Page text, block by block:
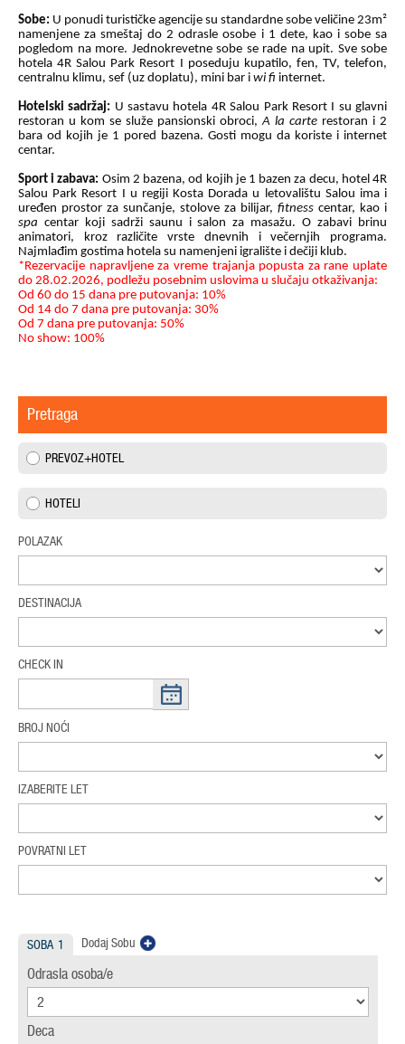
Sobe: U ponudi turističke agencije su standardne sobe veličine 23m²
namenjene za smeštaj do 2 odrasle osobe i 1 dete, kao i sobe sa
pogledom na more. Jednokrevetne sobe se rade na upit. Sve sobe
hotela 4R Salou Park Resort I poseduju kupatilo, fen, TV, telefon,
centralnu klimu, sef (uz doplatu), mini bar i wi fi internet.
Hotelski sadržaj: U sastavu hotela 4R Salou Park Resort I su glavni
restoran u kom se služe pansionski obroci,A la carte restoran i 2
bara od kojih je 1 pored bazena. Gosti mogu da koriste i internet
centar.
Sport i zabava: Osim 2 bazena, od kojih je 1 bazen za decu, hotel 4R
Salou Park Resort I u regiji Kosta Dorada u letovalištu Salou ima i
uređen prostor za sunčanje, stolove za bilijar, fitness centar, kao i
spa centar koji sadrži saunu i salon za masažu. O zabavi brinu
animatori, kroz različite vrste dnevnih i večernjih programa.
Najmlađim gostima hotela su namenjeni igralište i dečiji klub.
*Rezervacije napravljene za vreme trajanja popusta za rane uplate
do 28.02.2026, podležu posebnim uslovima u slučaju otkaživanja:
Od 60 do 15 dana pre putovanja: 10%
Od 14 do 7 dana pre putovanja: 30%
Od 7 dana pre putovanja: 50%
No show: 100%
Pretraga
PREVOZ+HOTEL
HOTELI
POLAZAK
DESTINACIJA
CHECK IN
BROJ NOĆI
IZABERITE LET
POVRATNI LET
SOBA 1 Dodaj Sobu
Odrasla osoba/e
Deca